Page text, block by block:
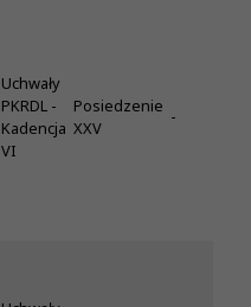
Uchwały
PKRDL -
Kadencja
VI
Posiedzenie
XXV
-